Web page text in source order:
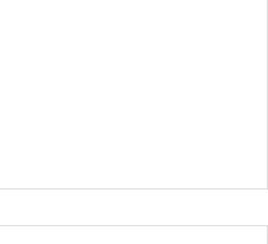
française